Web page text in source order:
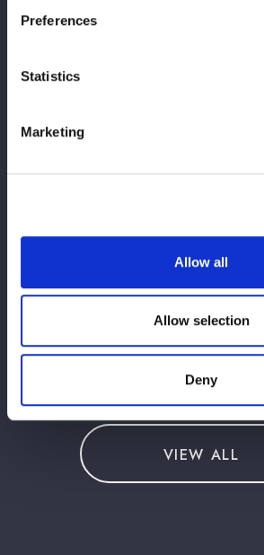
Preferences
Statistics
Marketing
Allow all
Allow selection
Deny
大会当日は混雑が予想されますので、お早
※ガイドブックvol.155掲載選手は4/27時
↓大会情報はコチラ↓
▶︎後楽園大会
この記事をシェア
VIEW ALL